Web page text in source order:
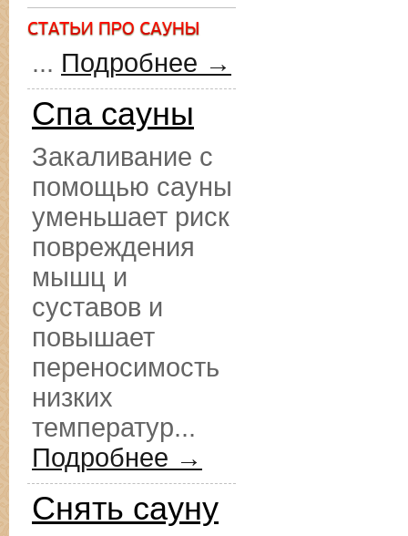
... Подробнее →
Спа сауны
Закаливание с
помощью сауны
уменьшает риск
повреждения
мышц и
суставов и
повышает
переносимость
низких
температур...
Подробнее →
Снять сауну